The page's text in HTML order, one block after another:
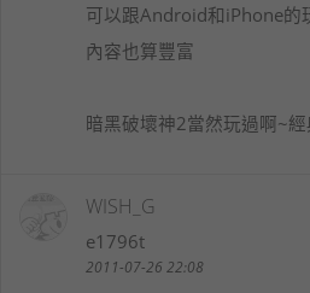
可以跟Android和iPhone的
內容也算豐富
暗黑破壞神2當然玩過啊~經
WISH_G
e1796t
2011-07-26 22:08